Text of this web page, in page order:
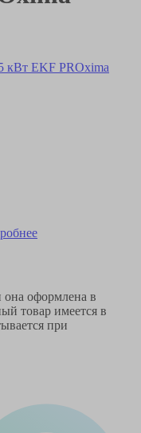
она оформлена в
товар имеется в
при